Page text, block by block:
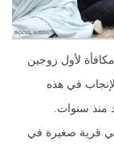
لأول زوجين
في هذه
منذ سنوات.
قرية صغيرة في